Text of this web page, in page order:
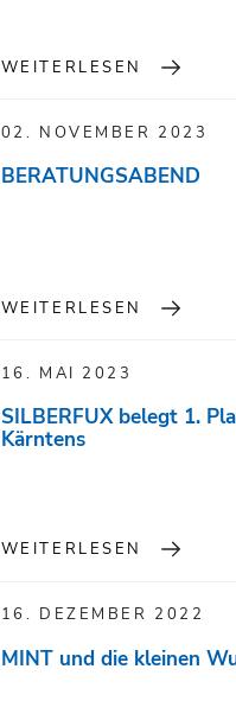
WEITERLESEN
02. NOVEMBER 2023
BERATUNGSABEND
WEITERLESEN
16. MAI 2023
SILBERFUX belegt 1.
Kärntens
WEITERLESEN
16. DEZEMBER 2022
MINT und die kleinen